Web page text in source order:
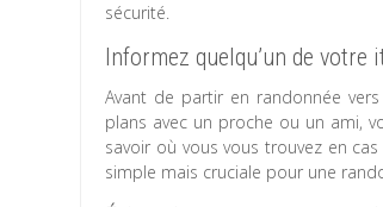
sécurité.
Informez quelqu’un de
Avant de partir en randonnée
plans avec un proche ou un ami,
savoir où vous vous trouvez en
simple mais cruciale pour une